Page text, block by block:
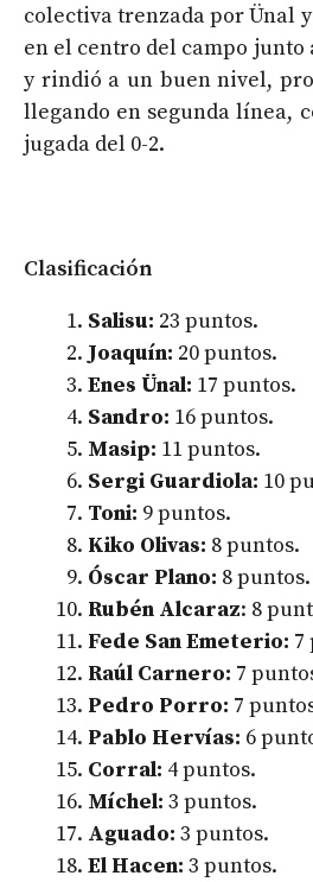
colectiva trenzada por Ünal
en el centro del campo junto
y rindió a un buen nivel,
llegando en segunda línea,
jugada del 0-2.
Clasificación
Salisu: 23 puntos.
Joaquín: 20 puntos.
Enes Ünal: 17 puntos.
Sandro: 16 puntos.
Masip: 11 puntos.
Sergi Guardiola: 10
Toni: 9 puntos.
Kiko Olivas: 8 puntos.
Óscar Plano: 8 puntos.
Rubén Alcaraz: 8
Fede San Emeterio: 7
Raúl Carnero: 7
Pedro Porro: 7
Pablo Hervías: 6
Corral: 4 puntos.
Míchel: 3 puntos.
Aguado: 3 puntos.
El Hacen: 3 puntos.